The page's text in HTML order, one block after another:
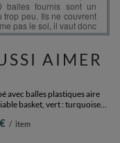
AIMER